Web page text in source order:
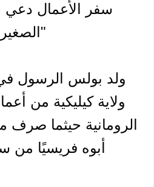
سفر الأعمال دعي
ولد بولس
ولاية كيليكية من
الرومانية حيثما صرف
أبوه فريسيًا من